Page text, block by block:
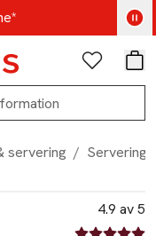
nu
Favoriter
servering /
4.9 av 5